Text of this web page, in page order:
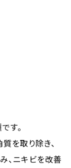
す。
を取り除き、
、ニキビを改善